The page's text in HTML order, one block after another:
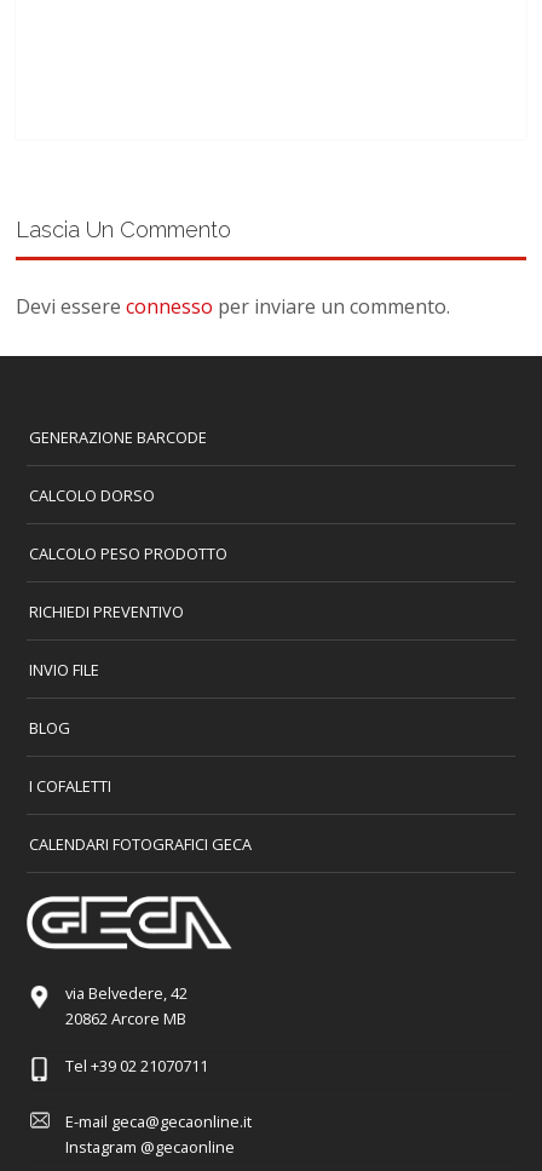
Lascia Un Commento
Devi essereconnesso per inviare un commento.
GENERAZIONE BARCODE
CALCOLO DORSO
CALCOLO PESO PRODOTTO
RICHIEDI PREVENTIVO
INVIO FILE
BLOG
I COFALETTI
CALENDARI FOTOGRAFICI GECA
via Belvedere, 42
20862 Arcore MB
Tel +39 02 21070711
E-mail geca@gecaonline.it
Instagram @gecaonline